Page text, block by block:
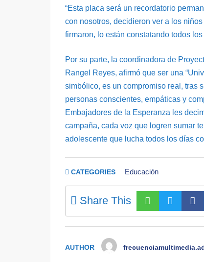
“Esta placa será un recordatorio
con nosotros, decidieron ver a los
firmaron, lo están constatando todos los
Por su parte, la coordinadora de
Rangel Reyes, afirmó que ser una
simbólico, es un compromiso real, tras
personas conscientes, empáticas y
Embajadores de la Esperanza les
campaña, cada voz que logren sumar
adolescente que lucha todos los días
CATEGORIES Educación
Share This
AUTHOR